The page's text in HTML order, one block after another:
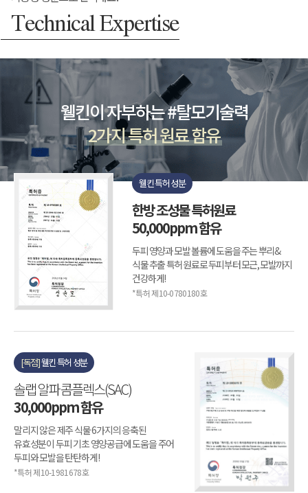
Technical Expertise
웰킨이 자부하는 #탈모기술력
2가지 특허 원료 함유
웰킨 특허 성분
한방 조성물 특허원료
50,000ppm 함유
두피 영양과 모발 볼륨에 도움을 주는 뿌리&
식물 추출 특허 원료로 두피부터 모근, 모발까지
건강하게!
*특허 제10-0780180호
[독점]웰킨 특허 성분
솔랩 알파 콤플렉스(SAC)
30,000ppm 함유
말리지 않은 제주 식물 6가지의 응축된
유효성분이 두피 기초 영양공급에 도움을 주어
두피와 모발을 탄탄하게!
*특허 제10-1981678호